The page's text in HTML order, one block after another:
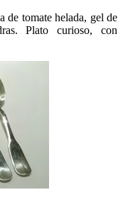
de tomate helada, gel de
Plato curioso, con